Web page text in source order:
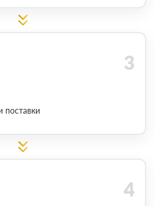
поставки